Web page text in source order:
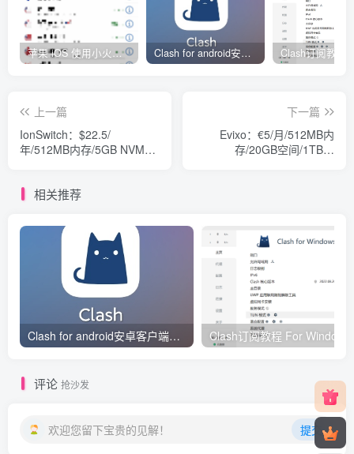
苹果 iOS 使用小火箭(shadowrocket)新手教程 Clash for android安卓客户端保姆级新手使用教程
上一篇
IonSwitch：$22.5/
年/512MB内存/5GB NVMe
下一篇
Evixo：€5/月/512MB内
存/20GB空间/1TB流
相关推荐
Clash for android安卓客户端保姆级新手使用教程
评论 抢沙发
欢迎您留下宝贵的见解！ 提交